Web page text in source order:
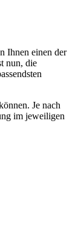
Ihnen einen der
nun, die
Je nach
im jeweiligen